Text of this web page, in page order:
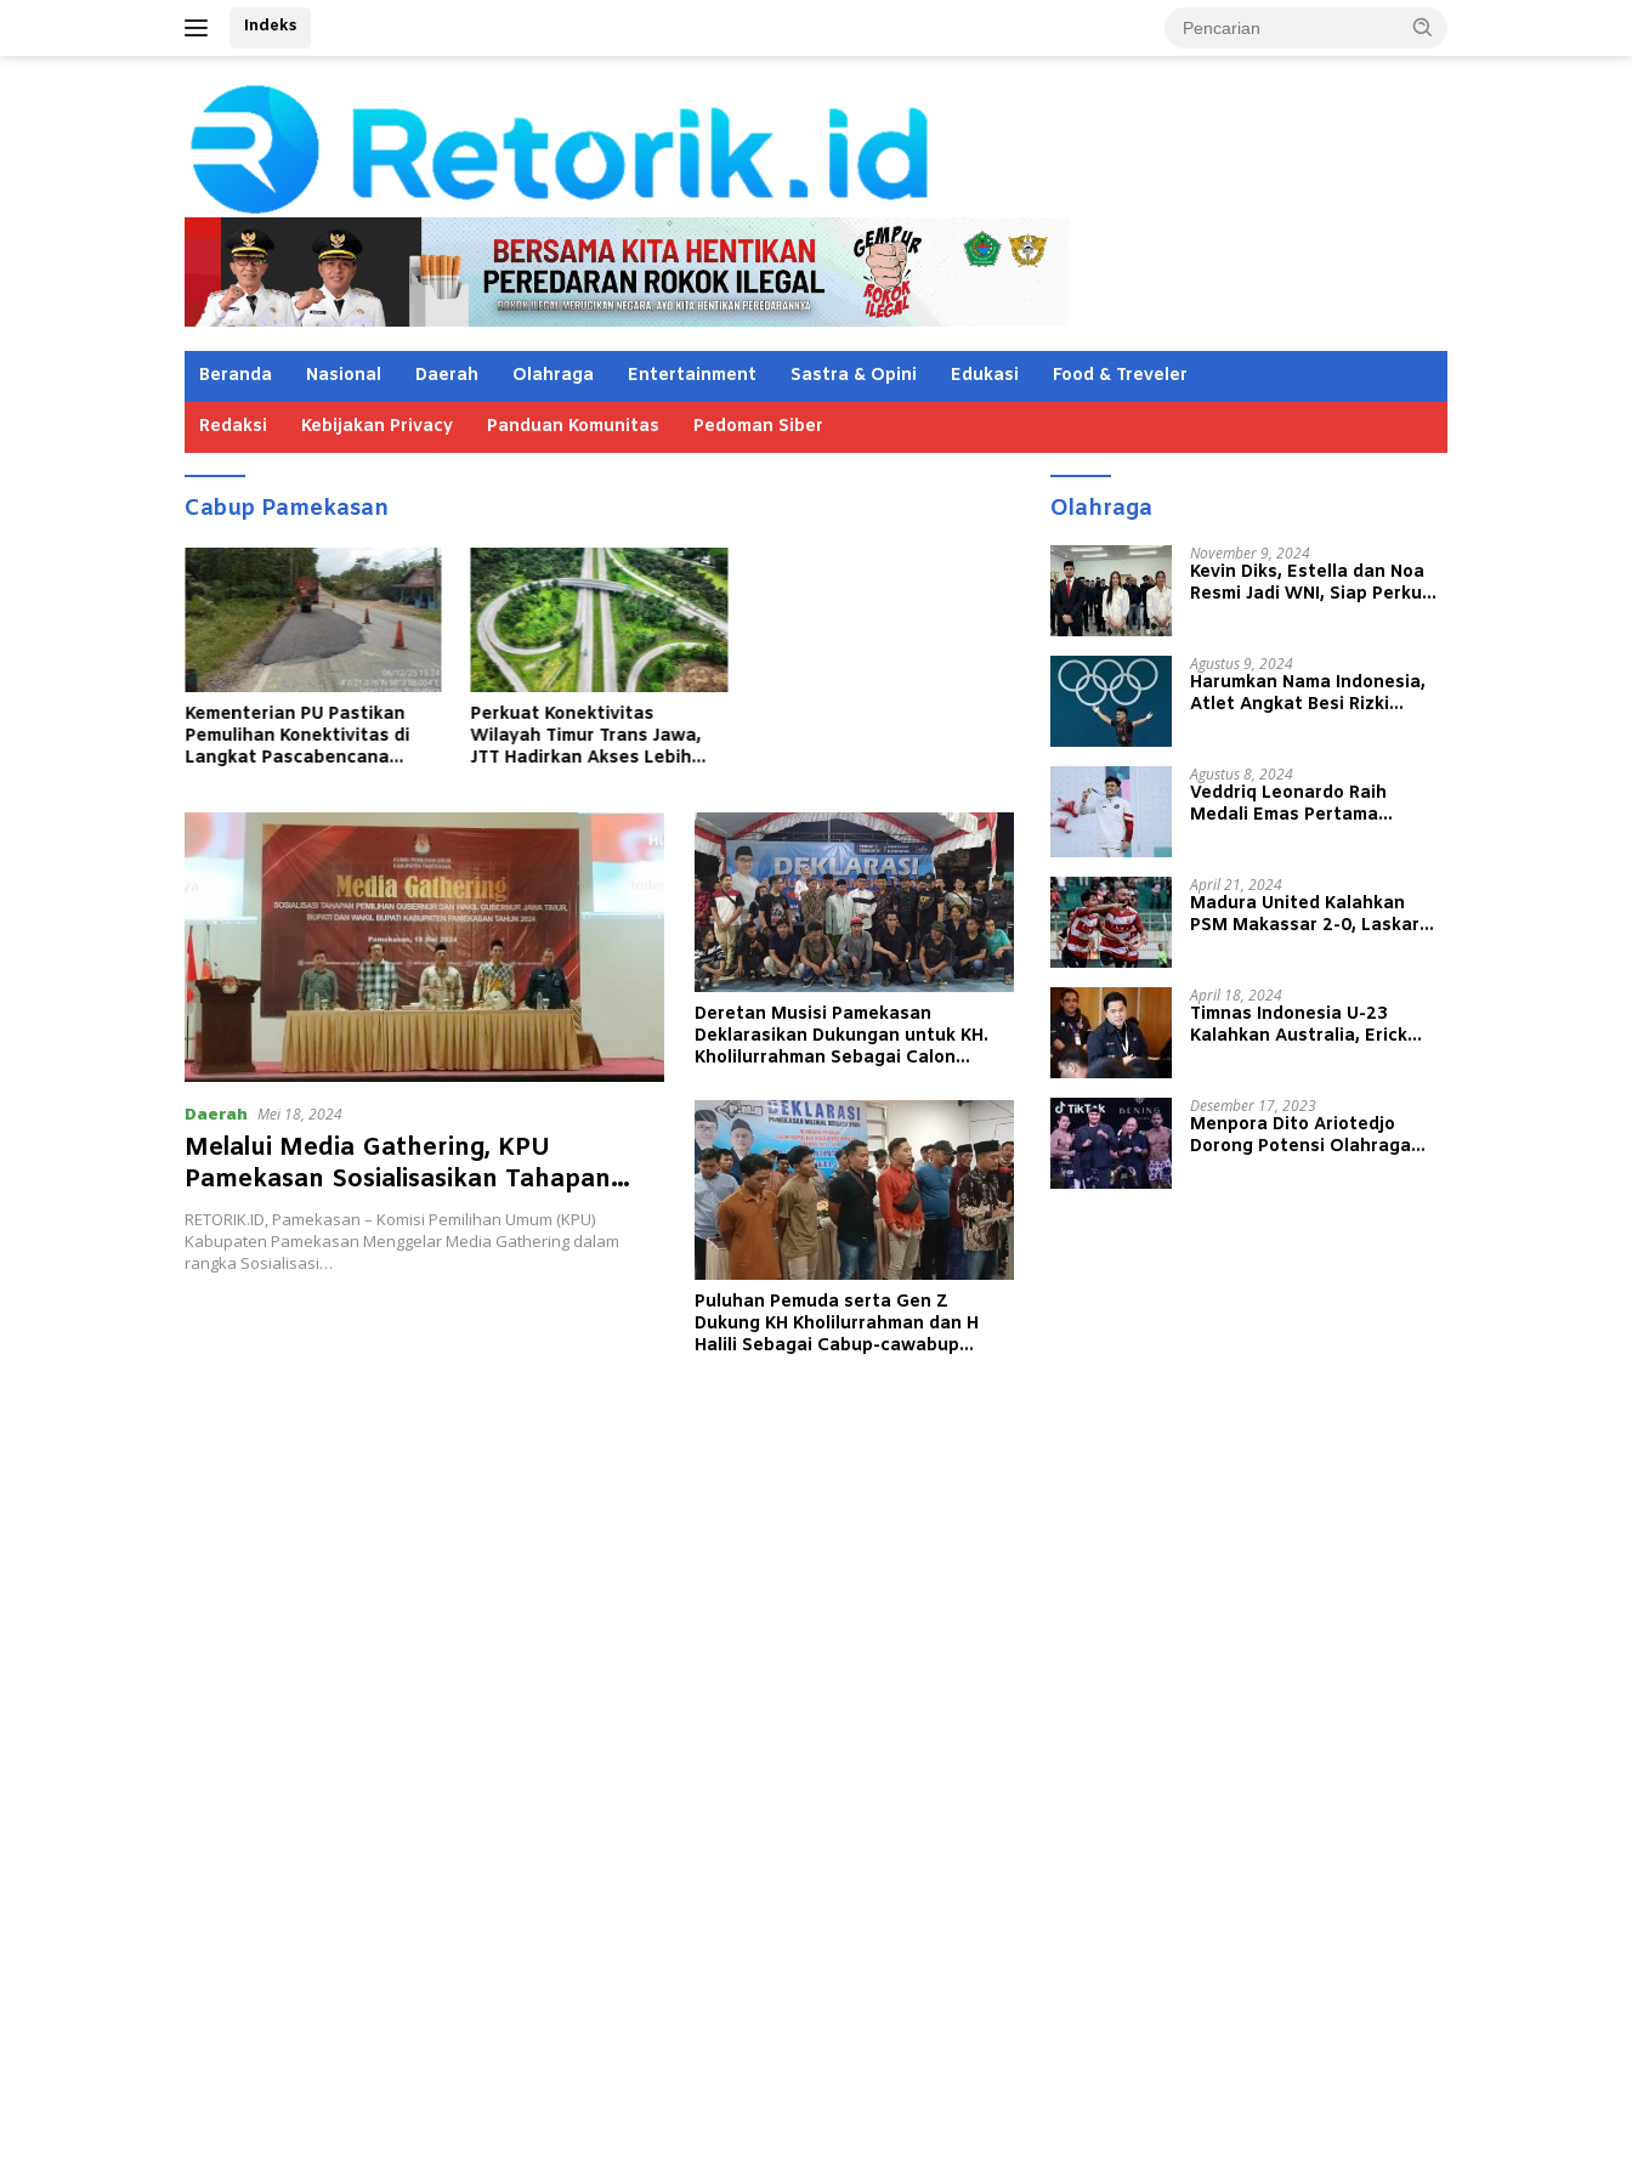
Indeks
Beranda Nasional Daerah Olahraga Entertainment Sastra & Opini Edukasi Food & Treveler
Redaksi Kebijakan Privacy Panduan Komunitas Pedoman Siber
Cabup Pamekasan
Kementerian PU Pastikan
Pemulihan Konektivitas di
Langkat Pascabencana
Perkuat Konektivitas
Wilayah Timur Trans Jawa,
JTT Hadirkan Akses Lebih
Daerah Mei 18, 2024
Melalui Media Gathering, KPU
Pamekasan Sosialisasikan Tahapan
Pilkada 2024
RETORIK.ID, Pamekasan – Komisi Pemilihan Umum (KPU)
Kabupaten Pamekasan Menggelar Media Gathering dalam
rangka Sosialisasi…
Deretan Musisi Pamekasan
Deklarasikan Dukungan untuk KH.
Kholilurrahman Sebagai Calon
Puluhan Pemuda serta Gen Z
Dukung KH Kholilurrahman dan H
Halili Sebagai Cabup-cawabup
Olahraga
November 9, 2024
Kevin Diks, Estella dan Noa
Resmi Jadi WNI, Siap Perkuat
Agustus 9, 2024
Harumkan Nama Indonesia,
Atlet Angkat Besi Rizki
Agustus 8, 2024
Veddriq Leonardo Raih
Medali Emas Pertama
April 21, 2024
Madura United Kalahkan
PSM Makassar 2-0, Laskar
April 18, 2024
Timnas Indonesia U-23
Kalahkan Australia, Erick
Desember 17, 2023
Menpora Dito Ariotedjo
Dorong Potensi Olahraga